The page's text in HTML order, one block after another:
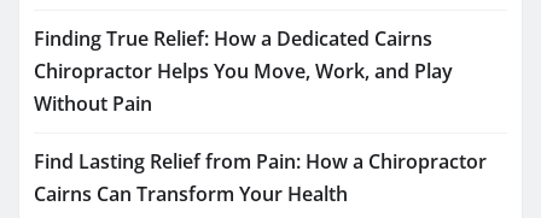
Finding True Relief: How a Dedicated Cairns
Chiropractor Helps You Move, Work, and Play
Without Pain
Find Lasting Relief from Pain: How a Chiropractor
Cairns Can Transform Your Health